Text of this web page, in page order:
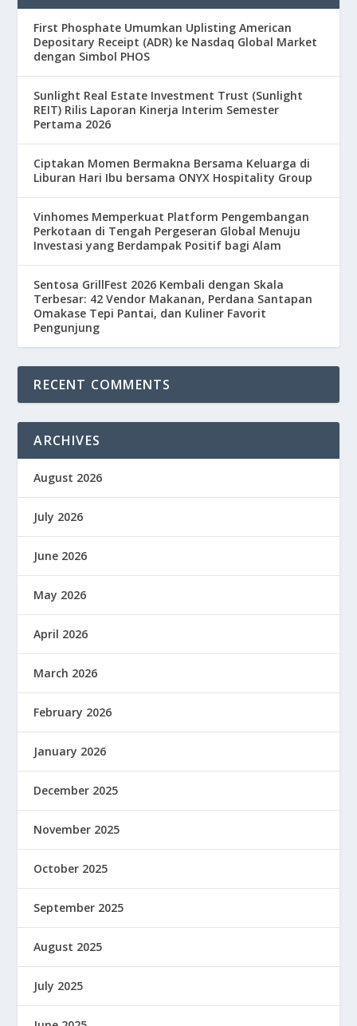
First Phosphate Umumkan Uplisting American
Depositary Receipt (ADR) ke Nasdaq Global Market
dengan Simbol PHOS
Sunlight Real Estate Investment Trust (Sunlight
REIT) Rilis Laporan Kinerja Interim Semester
Pertama 2026
Ciptakan Momen Bermakna Bersama Keluarga di
Liburan Hari Ibu bersama ONYX Hospitality Group
Vinhomes Memperkuat Platform Pengembangan
Perkotaan di Tengah Pergeseran Global Menuju
Investasi yang Berdampak Positif bagi Alam
Sentosa GrillFest 2026 Kembali dengan Skala
Terbesar: 42 Vendor Makanan, Perdana Santapan
Omakase Tepi Pantai, dan Kuliner Favorit
Pengunjung
RECENT COMMENTS
ARCHIVES
August 2026
July 2026
June 2026
May 2026
April 2026
March 2026
February 2026
January 2026
December 2025
November 2025
October 2025
September 2025
August 2025
July 2025